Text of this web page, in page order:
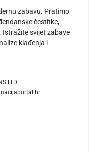
zabavu. Pratimo
čestitke,
Istražite svijet zabave
klađenja i
LTD